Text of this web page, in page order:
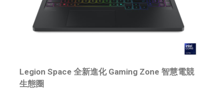
Legion Space 全新進化 Gaming Zone 智慧電競
生態圈